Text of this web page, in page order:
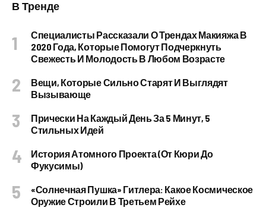
В Тренде
Специалисты Рассказали О Трендах Макияжа В
2020 Года, Которые Помогут Подчеркнуть
Свежесть И Молодость В Любом Возрасте
Вещи, Которые Сильно Старят И Выглядят
Вызывающе
Прически На Каждый День За 5 Минут, 5
Стильных Идей
История Атомного Проекта (от Кюри До
Фукусимы)
«Солнечная Пушка» Гитлера: Какое Космическое
Оружие Строили В Третьем Рейхе